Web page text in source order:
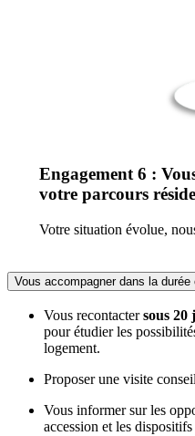
Engagement 6 :
votre parcours
Votre situation évolue,
Vous accompagner dans la
Vous recontactersous 20
pour étudier les
logement.
Proposer une visite
Vous informer sur les
accession et les